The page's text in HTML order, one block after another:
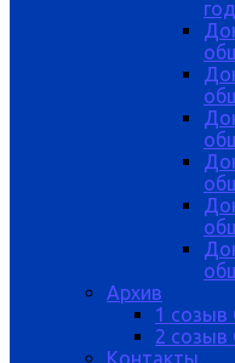
год
Архив
1 созыв
2 созыв
Контакты